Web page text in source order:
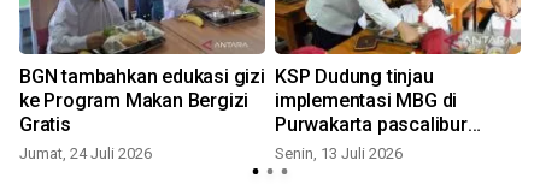
BGN tambahkan edukasi gizi
ke Program Makan Bergizi
Gratis
Jumat, 24 Juli 2026
KSP Dudung tinjau
implementasi MBG di
Purwakarta pascalibur
sekolah
Senin, 13 Juli 2026